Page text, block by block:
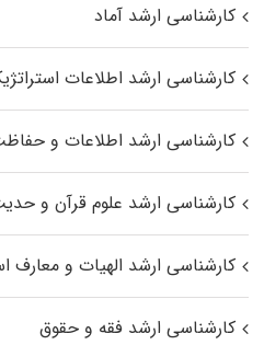
کارشناسی ارشد آماد
کارشناسی ارشد اطلاعات
کارشناسی ارشد اطلاعات و
کارشناسی ارشد علوم قرآن و
کارشناسی ارشد الهیات و
کارشناسی ارشد فقه و حقوق